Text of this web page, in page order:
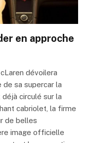
en approche
dévoilera
sa supercar la
circulé sur la
cabriolet, la firme
de belles
image officielle